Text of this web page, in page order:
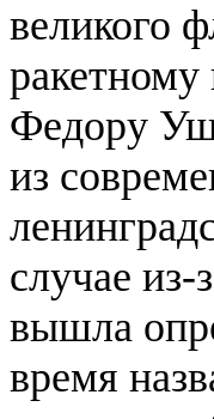
великого
Федору
из
случае
вышла
время